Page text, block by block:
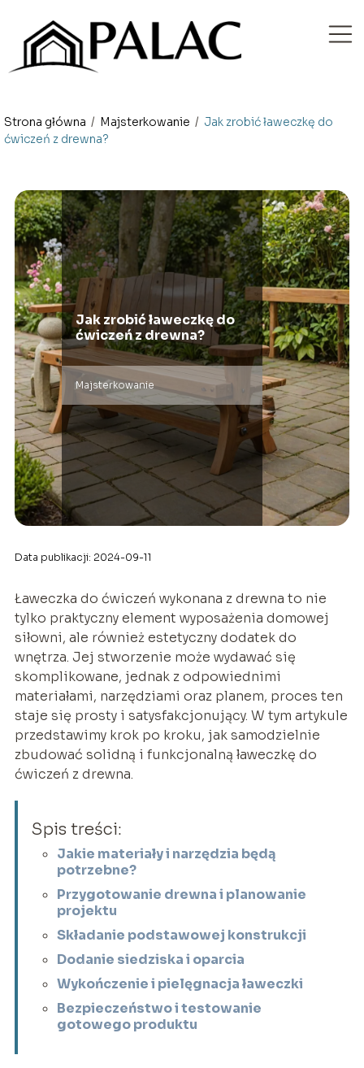
Strona główna / Majsterkowanie / Jak zrobić ławeczkę do
ćwiczeń z drewna?
Jak zrobić ławeczkę do
ćwiczeń z drewna?
Majsterkowanie
Data publikacji: 2024-09-11
Ławeczka do ćwiczeń wykonana z drewna to nie
tylko praktyczny element wyposażenia domowej
siłowni, ale również estetyczny dodatek do
wnętrza. Jej stworzenie może wydawać się
skomplikowane, jednak z odpowiednimi
materiałami, narzędziami oraz planem, proces ten
staje się prosty i satysfakcjonujący. W tym artykule
przedstawimy krok po kroku, jak samodzielnie
zbudować solidną i funkcjonalną ławeczkę do
ćwiczeń z drewna.
Spis treści:
Jakie materiały i narzędzia będą
potrzebne?
Przygotowanie drewna i planowanie
projektu
Składanie podstawowej konstrukcji
Dodanie siedziska i oparcia
Wykończenie i pielęgnacja ławeczki
Bezpieczeństwo i testowanie
gotowego produktu